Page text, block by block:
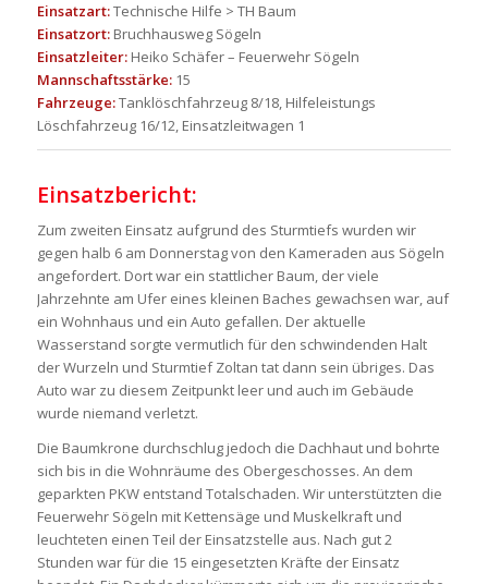
Einsatzart:Technische Hilfe > TH Baum
Einsatzort:Bruchhausweg Sögeln
Einsatzleiter:Heiko Schäfer – Feuerwehr Sögeln
Mannschaftsstärke:15
Fahrzeuge:Tanklöschfahrzeug 8/18, Hilfeleistungs
Löschfahrzeug 16/12, Einsatzleitwagen 1
Einsatzbericht:
Zum zweiten Einsatz aufgrund des Sturmtiefs wurden wir
gegen halb 6 am Donnerstag von den Kameraden aus Sögeln
angefordert. Dort war ein stattlicher Baum, der viele
Jahrzehnte am Ufer eines kleinen Baches gewachsen war, auf
ein Wohnhaus und ein Auto gefallen. Der aktuelle
Wasserstand sorgte vermutlich für den schwindenden Halt
der Wurzeln und Sturmtief Zoltan tat dann sein übriges. Das
Auto war zu diesem Zeitpunkt leer und auch im Gebäude
wurde niemand verletzt.
Die Baumkrone durchschlug jedoch die Dachhaut und bohrte
sich bis in die Wohnräume des Obergeschosses. An dem
geparkten PKW entstand Totalschaden. Wir unterstützten die
Feuerwehr Sögeln mit Kettensäge und Muskelkraft und
leuchteten einen Teil der Einsatzstelle aus. Nach gut 2
Stunden war für die 15 eingesetzten Kräfte der Einsatz